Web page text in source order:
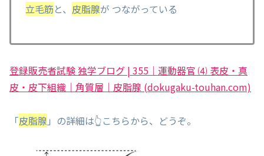
立毛筋と、 皮脂腺が つながっている
登録販売者試験 独学ブログ | 355｜運動器官 ⑷ 表皮・真
皮・皮下組織｜角質層｜皮脂腺 (dokugaku-touhan.com)
「皮脂腺 」の詳細は👆こちらから、どうぞ。